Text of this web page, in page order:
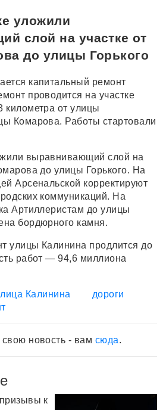
уложили
слой на участке от
до улицы Горького
капитальный ремонт
проводится на участке
километра от улицы
Комарова. Работы стартовали
выравнивающий слой на
до улицы Горького. На
Арсенальской корректируют
коммуникаций. На
Артиллеристам до улицы
бордюрного камня.
улицы Калинина продлится до
работ — 94,6 миллиона
Калинина
дороги
новость - вам сюда.
к